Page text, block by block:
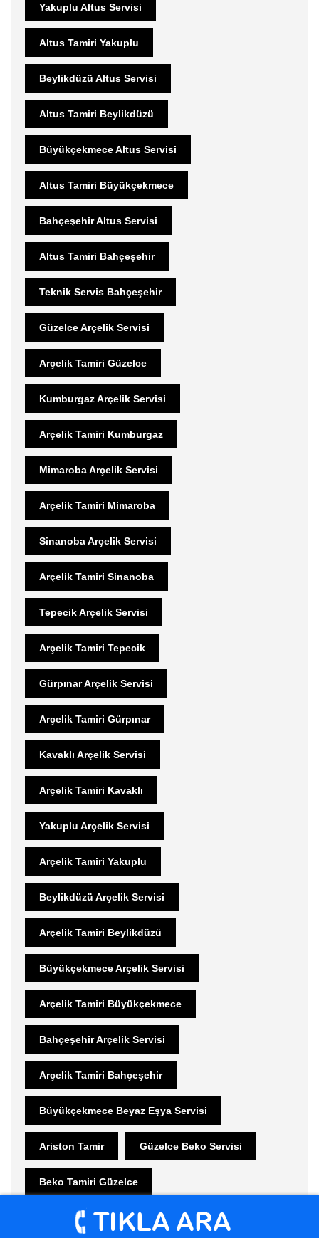
Yakuplu Altus Servisi
Altus Tamiri Yakuplu
Beylikdüzü Altus Servisi
Altus Tamiri Beylikdüzü
Büyükçekmece Altus Servisi
Altus Tamiri Büyükçekmece
Bahçeşehir Altus Servisi
Altus Tamiri Bahçeşehir
Teknik Servis Bahçeşehir
Güzelce Arçelik Servisi
Arçelik Tamiri Güzelce
Kumburgaz Arçelik Servisi
Arçelik Tamiri Kumburgaz
Mimaroba Arçelik Servisi
Arçelik Tamiri Mimaroba
Sinanoba Arçelik Servisi
Arçelik Tamiri Sinanoba
Tepecik Arçelik Servisi
Arçelik Tamiri Tepecik
Gürpınar Arçelik Servisi
Arçelik Tamiri Gürpınar
Kavaklı Arçelik Servisi
Arçelik Tamiri Kavaklı
Yakuplu Arçelik Servisi
Arçelik Tamiri Yakuplu
Beylikdüzü Arçelik Servisi
Arçelik Tamiri Beylikdüzü
Büyükçekmece Arçelik Servisi
Arçelik Tamiri Büyükçekmece
Bahçeşehir Arçelik Servisi
Arçelik Tamiri Bahçeşehir
Büyükçekmece Beyaz Eşya Servisi
Ariston Tamir Güzelce Beko Servisi
Beko Tamiri Güzelce
Kumburgaz Beko Servisi